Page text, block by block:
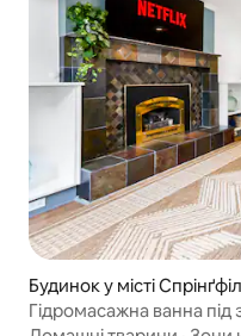
Будинок у місті
Гідромасажна ванна під